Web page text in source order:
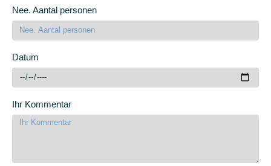
Nee. Aantal personen
Datum
Ihr Kommentar